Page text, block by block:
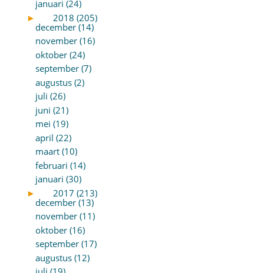
januari (24)
►
2018 (205)
december (14)
november (16)
oktober (24)
september (7)
augustus (2)
juli (26)
juni (21)
mei (19)
april (22)
maart (10)
februari (14)
januari (30)
►
2017 (213)
december (13)
november (11)
oktober (16)
september (17)
augustus (12)